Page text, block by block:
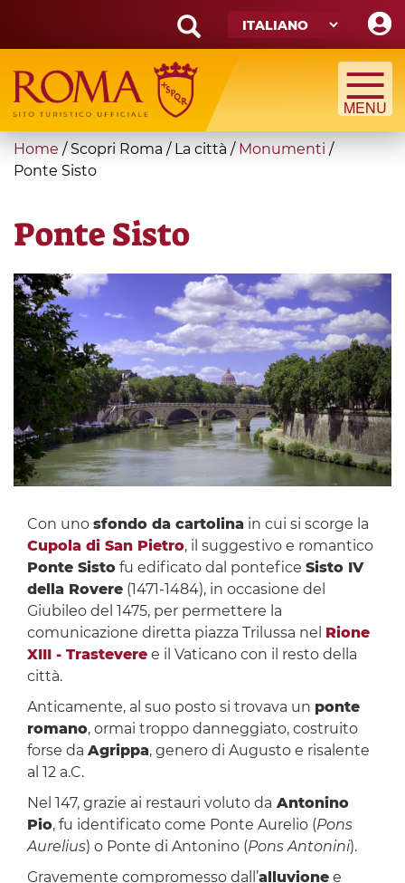
main
content
Search
form
Cerca
You
are
Home / Scopri Roma / La città / Monumenti /
Ponte Sisto
Ponte Sisto
Con uno sfondo da cartolina in cui si scorge la
Cupola di San Pietro, il suggestivo e romantico
Ponte Sistofu edificato dal pontefice Sisto IV
della Rovere(1471-1484), in occasione del
Giubileo del 1475, per permettere la
comunicazione diretta piazza Trilussa nel Rione
XIII - Trasteveree il Vaticano con il resto della
città.
Anticamente, al suo posto si trovava un ponte
romano, ormai troppo danneggiato, costruito
forse da Agrippa, genero di Augusto e risalente
al 12 a.C.
Nel 147, grazie ai restauri voluto da Antonino
Pio, fu identificato come Ponte Aurelio (Pons
Aurelius) o Ponte di Antonino (Pons Antonini).
Gravemente compromesso dall’alluvionee